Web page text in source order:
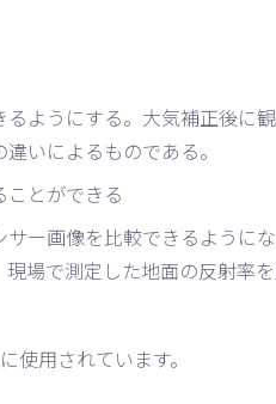
ようにする。大気補正後に
いによるものである。
とができる
ー画像を比較できるように
場で測定した地面の反射率
使用されています。